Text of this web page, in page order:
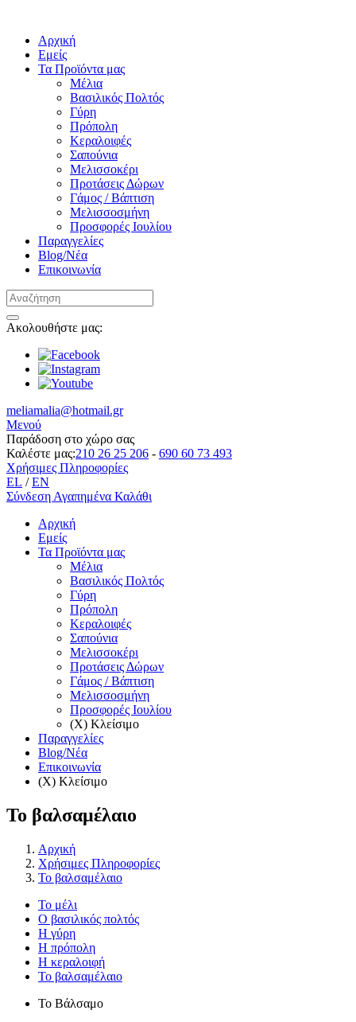
Αρχική
Εμείς
Τα Προϊόντα μας
Μέλια
Βασιλικός Πολτός
Γύρη
Πρόπολη
Κεραλοιφές
Σαπούνια
Μελισσοκέρι
Προτάσεις Δώρων
Γάμος / Βάπτιση
Μελισσοσμήνη
Προσφορές Ιουλίου
Παραγγελίες
Blog/Νέα
Επικοινωνία
Ακολουθήστε μας:
meliamalia@hotmail.gr
Μενού
Παράδοση στο χώρο σας
Καλέστε μας:210 26 25 206 - 690 60 73 493
Χρήσιμες Πληροφορίες
EL /EN
Σύνδεση Αγαπημένα Καλάθι
Αρχική
Εμείς
Τα Προϊόντα μας
Μέλια
Βασιλικός Πολτός
Γύρη
Πρόπολη
Κεραλοιφές
Σαπούνια
Μελισσοκέρι
Προτάσεις Δώρων
Γάμος / Βάπτιση
Μελισσοσμήνη
Προσφορές Ιουλίου
(X) Κλείσιμο
Παραγγελίες
Blog/Νέα
Επικοινωνία
(X) Κλείσιμο
Το βαλσαμέλαιο
Αρχική
Χρήσιμες Πληροφορίες
Το βαλσαμέλαιο
Το μέλι
Ο βασιλικός πολτός
Η γύρη
Η πρόπολη
Η κεραλοιφή
Το βαλσαμέλαιο
Το Βάλσαμο